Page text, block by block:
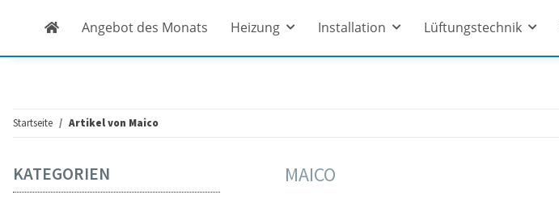
Angebot des Monats Heizung Installation Lüftungstechnik
Startseite Artikel von Maico
MAICO
KATEGORIEN